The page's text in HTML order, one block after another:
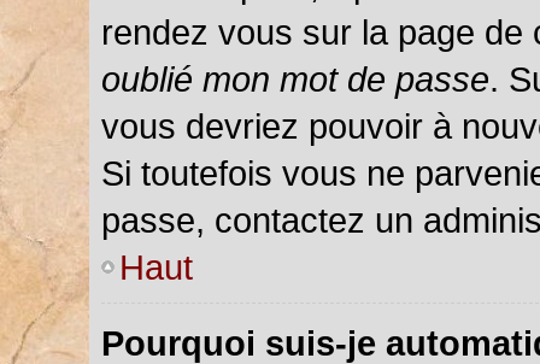
rendez vous sur la page
oublié mon mot de passe.
vous devriez pouvoir à
Si toutefois vous ne
passe, contactez un
Haut
Pourquoi suis-je